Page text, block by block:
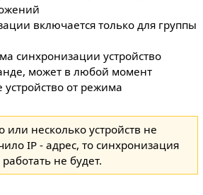
включается только для группы
синхронизации устройство
может в любой момент
от режима
или несколько устройств не
IP - адрес, то синхронизация
не будет.